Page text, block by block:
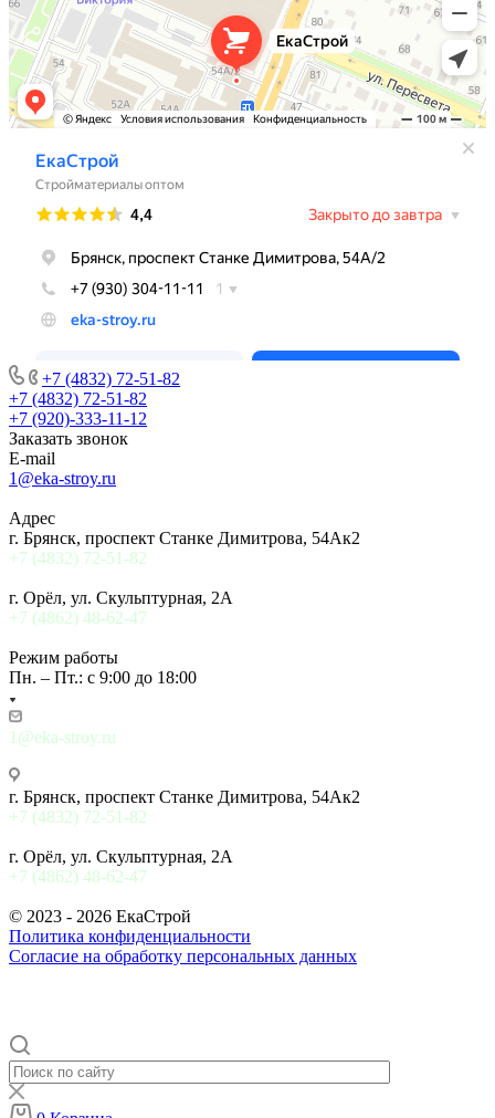
+7 (4832) 72-51-82
+7 (4832) 72-51-82
+7 (920)-333-11-12
Заказать звонок
E-mail
1@eka-stroy.ru
Адрес
г. Брянск, проспект Станке Димитрова, 54Ак2
+7 (4832) 72-51-82
г. Орёл, ул. Скульптурная, 2А
+7 (4862) 48-62-47
Режим работы
Пн. – Пт.: с 9:00 до 18:00
1@eka-stroy.ru
г. Брянск, проспект Станке Димитрова, 54Ак2
+7 (4832) 72-51-82
г. Орёл, ул. Скульптурная, 2А
+7 (4862) 48-62-47
© 2023 - 2026 ЕкаСтрой
Политика конфиденциальности
Согласие на обработку персональных данных